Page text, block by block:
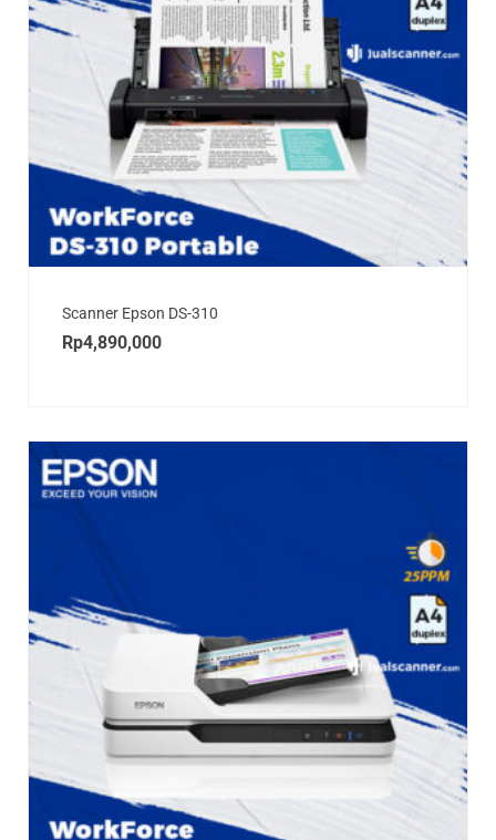
Scanner Epson DS-310
Rp4,890,000